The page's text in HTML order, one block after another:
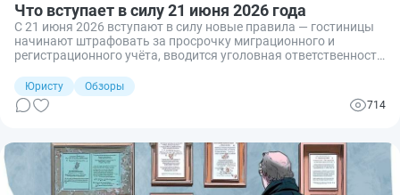
Что вступает в силу 21 июня 2026 года
С 21 июня 2026 вступают в силу новые правила — гостиницы
начинают штрафовать за просрочку миграционного и
регистрационного учёта, вводится уголовная ответственность
личные фонды освобождаются от обязательного аудита.
Юристу
Обзоры
714